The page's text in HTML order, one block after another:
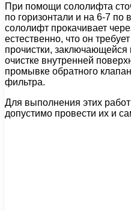
При помощи сололифта
по горизонтали и на 6-7 по
сололифт прокачивает
естественно, что он
прочистки,
очистке внутренней
промывке обратного
фильтра.
Для выполнения этих
допустимо провести их и